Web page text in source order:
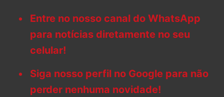
Entre no nosso canal do WhatsApp
para notícias diretamente no seu
celular!
Siga nosso perfil no Google para não
perder nenhuma novidade!